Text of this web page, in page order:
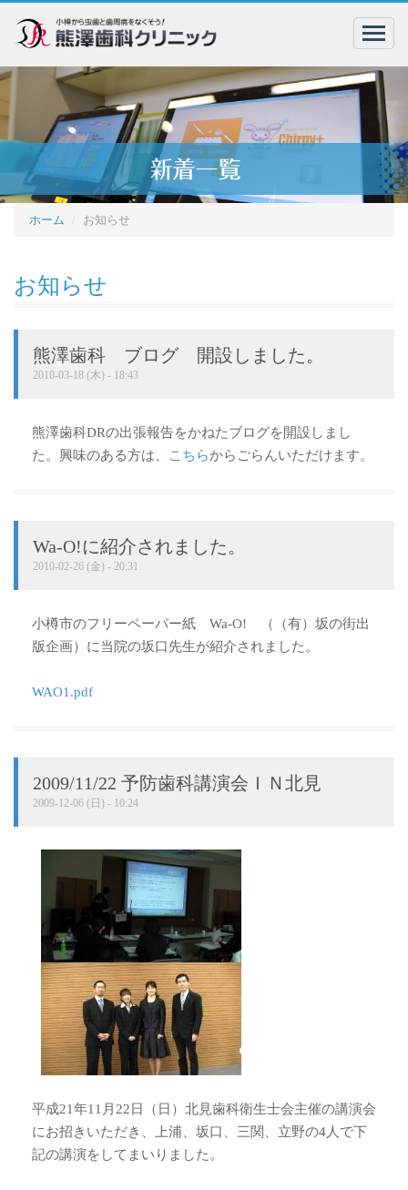
menu
ホーム お知らせ
お知らせ
熊澤歯科 ブログ 開設しました。
2010-03-18 (木) - 18:43
熊澤歯科DRの出張報告をかねたブログを開設しまし
た。興味のある方は、
こちらからごらんいただけます。
Wa-O!に紹介されました。
2010-02-26 (金) - 20:31
小樽市のフリーペーパー紙 Wa-O! （（有）坂の街出
版企画）に当院の坂口先生が紹介されました。
WAO1.pdf
2009/11/22 予防歯科講演会ＩＮ北見
2009-12-06 (日) - 10:24
平成21年11月22日（日）北見歯科衛生士会主催の講演会
にお招きいただき、上浦、坂口、三関、立野の4人で下
記の講演をしてまいりました。